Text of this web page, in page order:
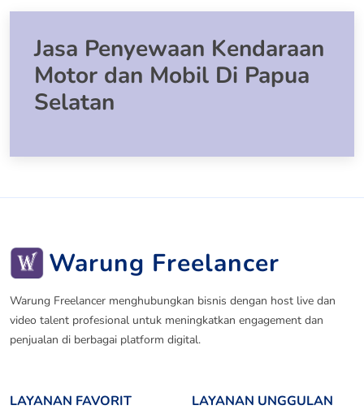
Jasa Penyewaan Kendaraan
Motor dan Mobil Di Papua
Selatan
Warung Freelancer
Warung Freelancer menghubungkan bisnis dengan host live dan
video talent profesional untuk meningkatkan engagement dan
penjualan di berbagai platform digital.
LAYANAN FAVORIT LAYANAN UNGGULAN